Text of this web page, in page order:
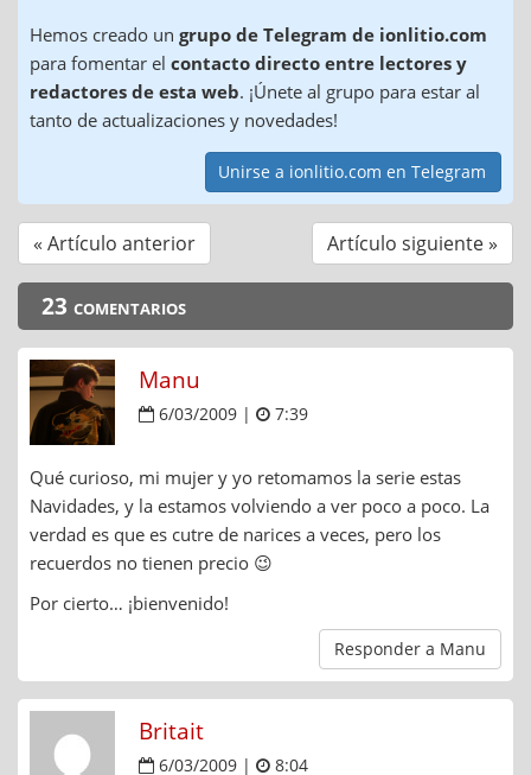
Hemos creado un grupo de Telegram de ionlitio.com
para fomentar el contacto directo entre lectores y
redactores de esta web. ¡Únete al grupo para estar al
tanto de actualizaciones y novedades!
Unirse a ionlitio.com en Telegram
« Artículo anterior Artículo siguiente »
23 comentarios
Manu
6/03/2009 | 7:39
Qué curioso, mi mujer y yo retomamos la serie estas
Navidades, y la estamos volviendo a ver poco a poco. La
verdad es que es cutre de narices a veces, pero los
recuerdos no tienen precio 😉
Por cierto… ¡bienvenido!
Responder a Manu
Britait
6/03/2009 | 8:04